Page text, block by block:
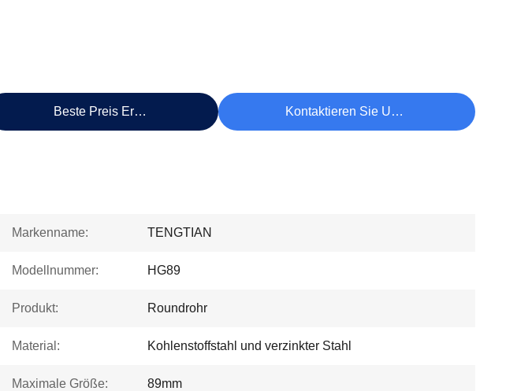
Beste Preis Erhalten Kontaktieren Sie Uns Jetzt
Markenname: TENGTIAN
Modellnummer: HG89
Produkt: Roundrohr
Material: Kohlenstoffstahl und verzinkter Stahl
Maximale Größe: 89mm